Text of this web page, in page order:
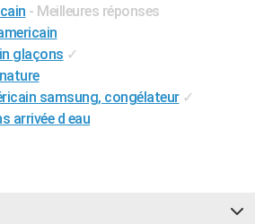
- Meilleures réponses
glaçons ✓
samsung, congélateur ✓
arrivée d eau